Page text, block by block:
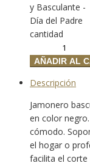
y Basculante -
Día del Padre
cantidad
AÑADIR AL
Descripción
Jamonero
en color
cómodo.
el hogar o
facilita el corte